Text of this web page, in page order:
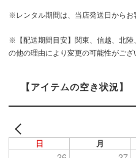
※レンタル期間は、当店発送日からお
※【配送期間目安】関東、信越、北陸
の他の理由により変更の可能性がござ
【アイテムの空き状況】
日 月